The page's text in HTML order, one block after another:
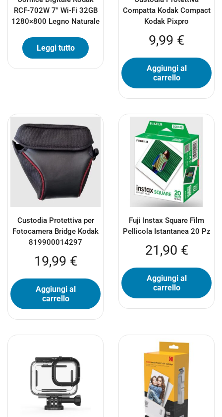
RCF-702W 7″ Wi-Fi 32GB
1280×800 Legno Naturale
Leggi tutto
Compatta Kodak Compact
Kodak Pixpro
9,99 €
Aggiungi al
carrello
Custodia Protettiva per
Fotocamera Bridge Kodak
819900014297
19,99 €
Aggiungi al
carrello
Fuji Instax Square Film
Pellicola Istantanea 20 Pz
21,90 €
Aggiungi al
carrello